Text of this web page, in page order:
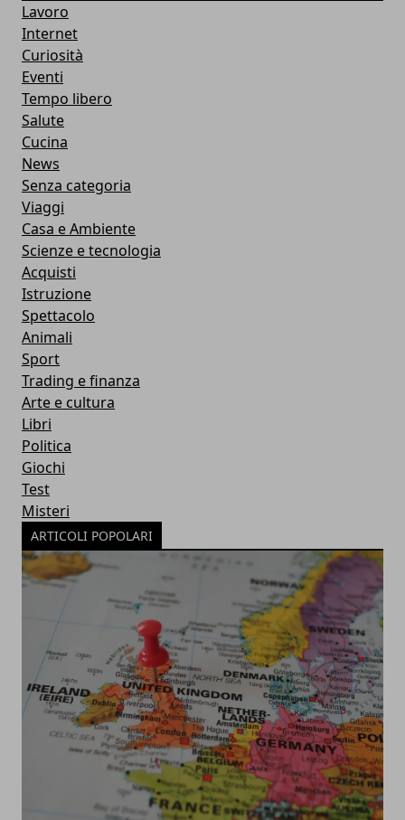
Lavoro
Internet
Curiosità
Eventi
Tempo libero
Salute
Cucina
News
Senza categoria
Viaggi
Casa e Ambiente
Scienze e tecnologia
Acquisti
Istruzione
Spettacolo
Animali
Sport
Trading e finanza
Arte e cultura
Libri
Politica
Giochi
Test
Misteri
ARTICOLI POPOLARI